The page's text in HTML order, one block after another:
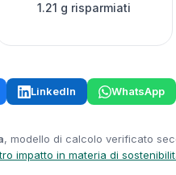
1.21 g risparmiati
LinkedIn WhatsApp
, modello di calcolo verificato
impatto in materia di